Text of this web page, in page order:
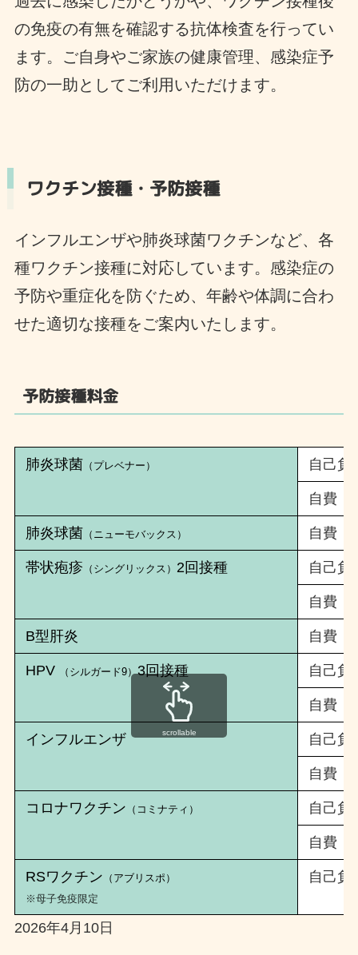
の免疫の有無を確認する抗体検査を行ってい
ます。ご自身やご家族の健康管理、感染症予
防の一助としてご利用いただけます。
ワクチン接種・予防接種
インフルエンザや肺炎球菌ワクチンなど、各
種ワクチン接種に対応しています。感染症の
予防や重症化を防ぐため、年齢や体調に合わ
せた適切な接種をご案内いたします。
予防接種料金
肺炎球菌 （ プレベナー） 自己負
自費
肺炎球菌 （ニューモバックス） 自費
帯状疱疹 （シングリックス） 2回接種 自己負
自費
B型肝炎 自費
HPV （シルガード9）3回接種 自己負
自費
インフルエンザ 自己負
自費
コロナワクチン （コミナティ） 自己負
自費
RSワクチン （アブリスポ）
※母子免疫限定
自己負
2026年4月10日
scrollable